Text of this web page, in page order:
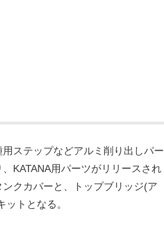
ステップなどアルミ削り出しパー
KATANA用パーツがリリースされ
クカバーと、トップブリッジ(ア
トとなる。